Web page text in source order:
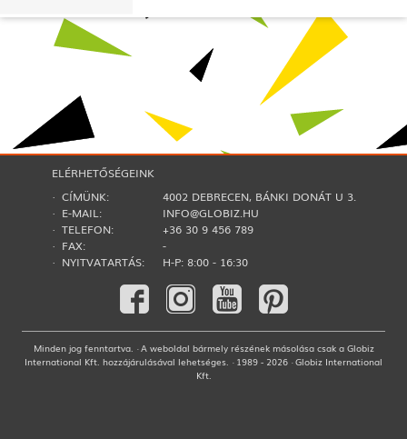
ELÉRHETŐSÉGEINK
· CÍMÜNK:
4002 DEBRECEN, BÁNKI DONÁT U 3.
· E-MAIL:
INFO@GLOBIZ.HU
· TELEFON:
+36 30 9 456 789
· FAX:
-
· NYITVATARTÁS:
H-P: 8:00 - 16:30
Minden jog fenntartva. · A weboldal bármely részének másolása csak a Globiz
International Kft. hozzájárulásával lehetséges. · 1989 - 2026 · Globiz International
Kft.